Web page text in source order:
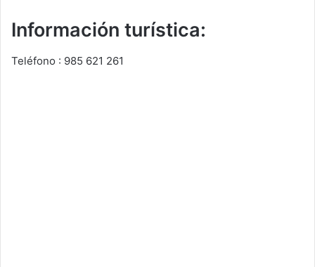
Información turística:
Teléfono : 985 621 261